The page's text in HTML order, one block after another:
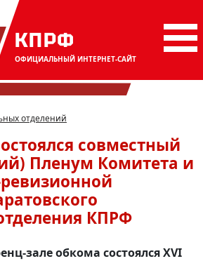
КПРФ
ОФИЦИАЛЬНЫЙ ИНТЕРНЕТ-САЙТ
отделений
совместный
Пленум Комитета и
КПРФ
зале обкома состоялся XVI